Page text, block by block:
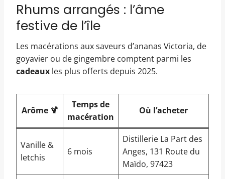
Rhums arrangés : l’âme
festive de l’île
Les macérations aux saveurs d’ananas Victoria, de
goyavier ou de gingembre comptent parmi les
cadeaux les plus offerts depuis 2025.
Arôme 🍹
Temps de
macération
Où l’acheter
Vanille &
letchis
6 mois
Distillerie La Part des
Anges, 131 Route du
Maïdo, 97423